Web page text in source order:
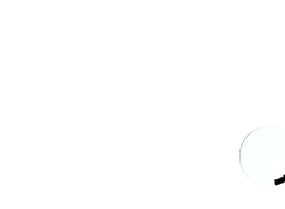
Российский чиновник